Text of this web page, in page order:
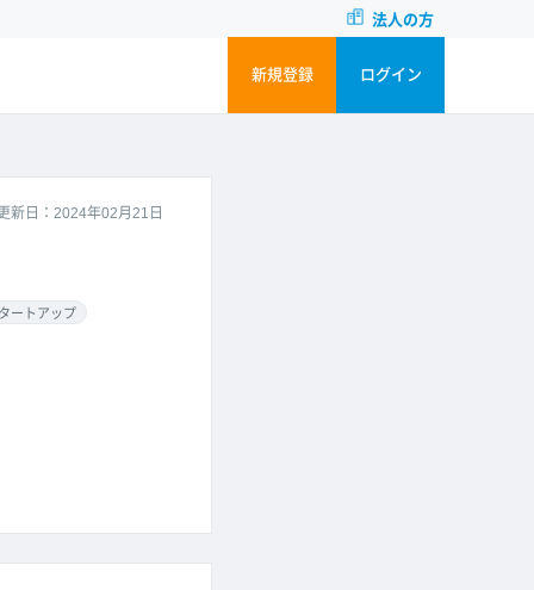
法人の方
新規登録 ログイン
新日：2024年02月21日
ートアップ